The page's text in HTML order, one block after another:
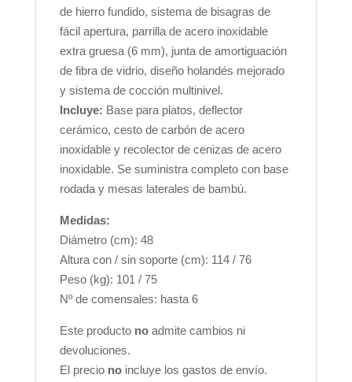
de hierro fundido, sistema de bisagras de
fácil apertura, parrilla de acero inoxidable
extra gruesa (6 mm), junta de amortiguación
de fibra de vidrio, diseño holandés mejorado
y sistema de cocción multinivel.
Incluye: Base para platos, deflector
cerámico, cesto de carbón de acero
inoxidable y recolector de cenizas de acero
inoxidable. Se suministra completo con base
rodada y mesas laterales de bambú.
Medidas:
Diámetro (cm): 48
Altura con / sin soporte (cm): 114 / 76
Peso (kg): 101 / 75
Nº de comensales: hasta 6
Este producto noadmite cambios ni
devoluciones.
El precio noincluye los gastos de envío.